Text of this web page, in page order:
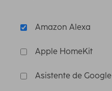
Amazon Alexa
Apple HomeKit
Asistente de Google